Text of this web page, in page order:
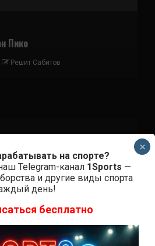
Пико
Решит Сабитов
на спорте?
Telegram-канал 1Sports —
и другие виды спорта
день!
бесплатно
×